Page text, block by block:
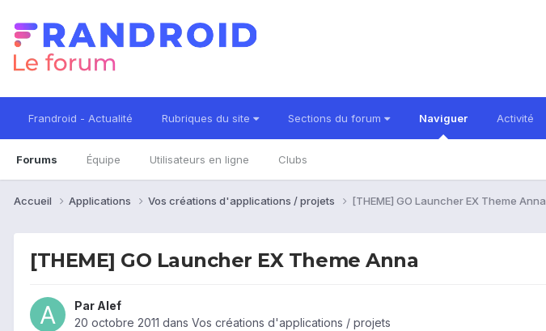
Frandroid - Actualité Rubriques du site Sections du forum Naviguer
Forums Équipe Utilisateurs en ligne Clubs
Activité
Accueil Applications Vos créations d'applications / projets [THEME] GO Launcher EX Theme Anna
[THEME] GO Launcher EX Theme Anna
Par Alef
20 octobre 2011 dans Vos créations d'applications / projets